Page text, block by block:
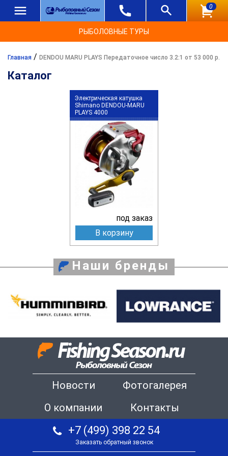
0
РЫБОЛОВНЫЕ ТУРЫ
Главная / DENDOU MARU PLAYS Передаточное число 3.2:1 от 53 000 р.
Каталог
Электрическая катушка
Shimano DENDOU-MARU
PLAYS 4000
под заказ
В корзину
Наши бренды
Новости
Фотогалерея
О компании
Контакты
+7 (499) 398 22 54
Заказать обратный звонок